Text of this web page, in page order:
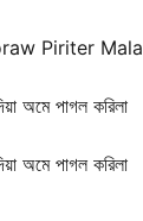
Piriter Mala
অমে পাগল করিলা
অমে পাগল করিলা